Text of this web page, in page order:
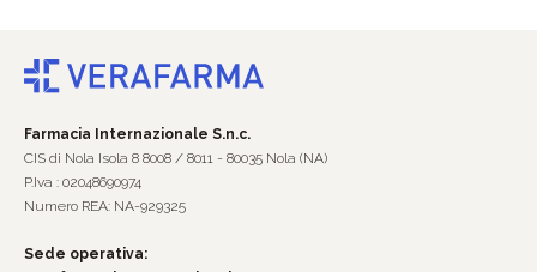
Farmacia Internazionale S.n.c.
CIS di Nola Isola 8 8008 / 8011 - 80035 Nola (NA)
P.Iva : 02048690974
Numero REA: NA-929325
Sede operativa: